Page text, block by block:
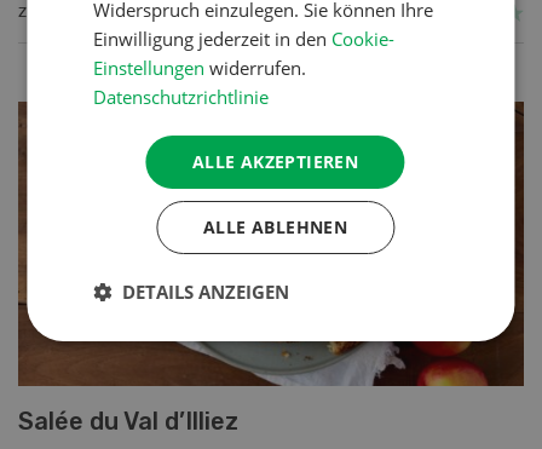
ZUM REZEPT
Salée du Val d’Illiez
Widerspruch einzulegen. Sie können Ihre
Einwilligung jederzeit in den Cookie-
Einstellungen widerrufen.
Datenschutzrichtlinie
ALLE AKZEPTIEREN
ALLE ABLEHNEN
DETAILS ANZEIGEN